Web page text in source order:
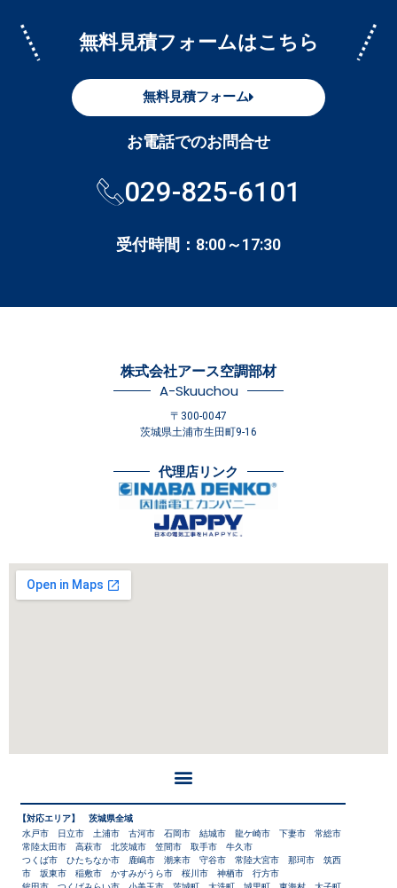
無料見積フォームはこちら
無料見積フォーム
お電話でのお問合せ
029-825-6101
受付時間：8:00～17:30
株式会社アース空調部材
A-Skuuchou
〒300-0047
茨城県土浦市生田町9-16
代理店リンク
【対応エリア】 茨城県全域
水戸市 日立市 土浦市 古河市 石岡市 結城市 龍ケ崎市 下妻市 常総市
常陸太田市 高萩市 北茨城市 笠間市 取手市 牛久市
つくば市 ひたちなか市 鹿嶋市 潮来市 守谷市 常陸大宮市 那珂市 筑西
市 坂東市 稲敷市 かすみがうら市 桜川市 神栖市 行方市